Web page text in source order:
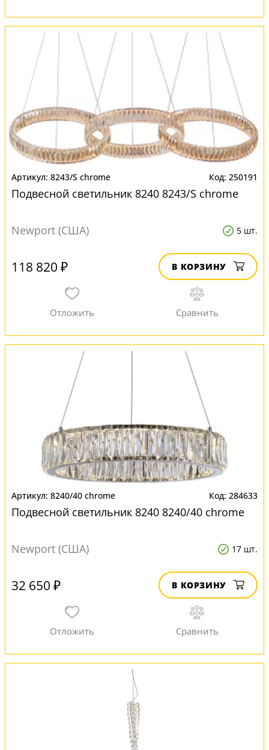
8243/S chrome 250191
Подвесной светильник 8240 8243/S chrome
Newport (США) 5 шт.
118 820 ₽ В КОРЗИНУ
8240/40 chrome 284633
Подвесной светильник 8240 8240/40 chrome
Newport (США) 17 шт.
32 650 ₽ В КОРЗИНУ